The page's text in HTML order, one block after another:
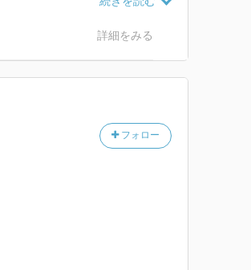
詳細をみる
フォロー